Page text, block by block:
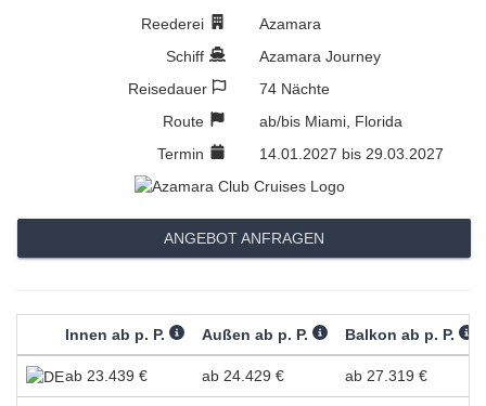
Previous
Reederei
Azamara
Schiff
Azamara Journey
Reisedauer
74 Nächte
Route
ab/bis Miami, Florida
Termin
14.01.2027 bis 29.03.2027
ANGEBOT ANFRAGEN
Innen ab p. P. Außen ab p. P. Balkon ab p. P.
ab 23.439 € ab 24.429 € ab 27.319 €